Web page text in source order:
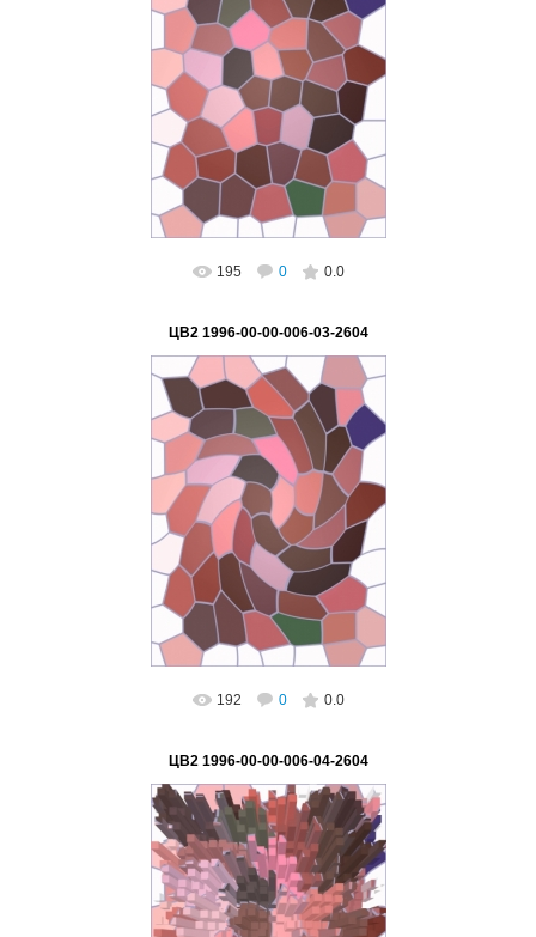
02.03.2023
ВетВиктор
195 0 0.0
ЦВ2 1996-00-00-006-03-2604
02.03.2023
ВетВиктор
192 0 0.0
ЦВ2 1996-00-00-006-04-2604
02.03.2023